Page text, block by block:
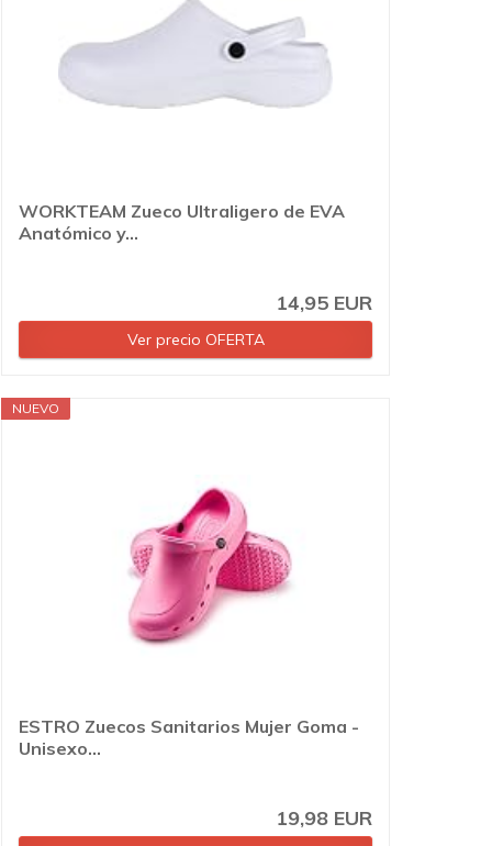
WORKTEAM Zueco Ultraligero de EVA
Anatómico y...
14,95 EUR
Ver precio OFERTA
NUEVO
ESTRO Zuecos Sanitarios Mujer Goma -
Unisexo...
19,98 EUR